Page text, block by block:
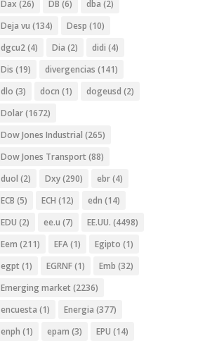
Dax (26) DB (6) dba (2)
Deja vu (134) Desp (10)
dgcu2(4) Dia (2) didi (4)
Dis (19) divergencias (141)
dlo (3) docn (1) dogeusd (2)
Dolar(1672)
Dow Jones Industrial (265)
Dow Jones Transport (88)
duol (2) Dxy(290) ebr(4)
ECB (5) ECH (12) edn (14)
EDU (2) ee.u (7) EE.UU. (4498)
Eem (211) EFA(1) Egipto (1)
egpt (1) EGRNF(1) Emb (32)
Emerging market (2236)
encuesta (1) Energia (377)
enph (1) epam (3) EPU (14)